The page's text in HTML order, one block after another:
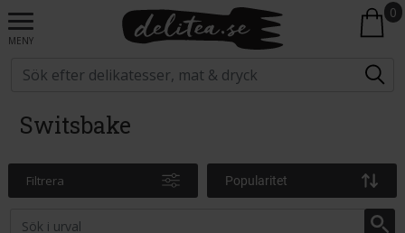
MENY
0
Switsbake
Filtrera Popularitet